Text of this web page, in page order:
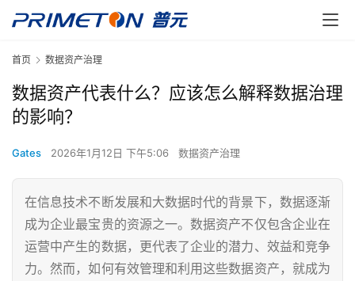
首页 数据资产治理
数据资产代表什么？应该怎么解释数据治理
的影响？
Gates 2026年1月12日 下午5:06 数据资产治理
在信息技术不断发展和大数据时代的背景下，数据逐渐
成为企业最宝贵的资源之一。数据资产不仅包含企业在
运营中产生的数据，更代表了企业的潜力、效益和竞争
力。然而，如何有效管理和利用这些数据资产，就成为